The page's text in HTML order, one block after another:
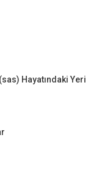
Hayatındaki Yeri